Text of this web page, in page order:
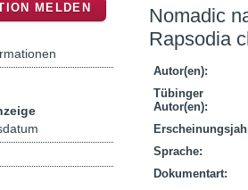
Nomadic
Rapsodia
Autor(en):
Tübinger
Autor(en):
Sprache:
Dokumentart:
MELDEN